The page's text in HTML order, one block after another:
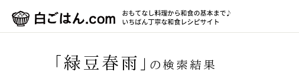
「緑豆春雨」 の検索結果